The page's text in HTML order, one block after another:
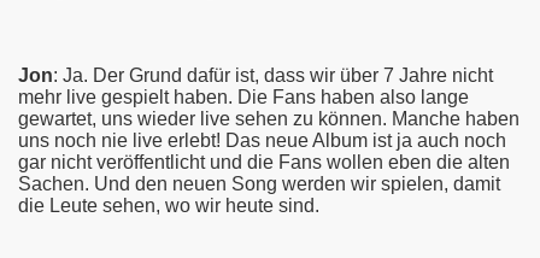
Jon: Ja. Der Grund dafür ist, dass wir über 7 Jahre nicht
mehr live gespielt haben. Die Fans haben also lange
gewartet, uns wieder live sehen zu können. Manche haben
uns noch nie live erlebt! Das neue Album ist ja auch noch
gar nicht veröffentlicht und die Fans wollen eben die alten
Sachen. Und den neuen Song werden wir spielen, damit
die Leute sehen, wo wir heute sind.